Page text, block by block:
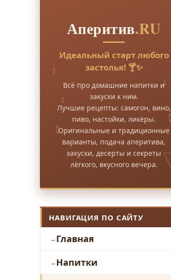
Аперитив.RU
Идеальный старт любого
застолья! 🍸✨
Всё про домашние напитки и
закуски к ним.
Лучшие рецепты: самогон, вино,
пиво, настойки, ликёры.
Оригинальные и традиционные
варианты, подача аперитива,
закуски, десерты и секреты
лёгкого, вкусного вечера.
НАВИГАЦИЯ ПО САЙТУ
Главная
Напитки